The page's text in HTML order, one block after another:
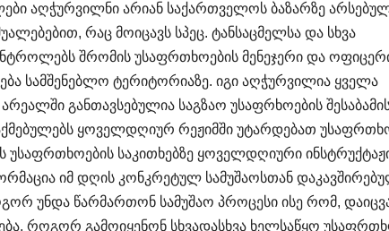
აღჭურვილნი არიან საქართველოს ბაზარზე
რაც მოიცავს სპეც. ტანსაცმელსა და სხვა
შრომის უსაფრთხოების მენეჯერი და
სამშენებლო ტერიტორიაზე. იგი აღჭურვილია ყველა
განთავსებულია საგზაო უსაფრხოების
ყოველდღიურ რეჟიმში უტარდებათ
უსაფრთხოების საკითხებზე ყოველდღიური
იმ დღის კონკრეტულ სამუშაოსთან
უნდა წარმართონ სამუშაო პროცესი ისე რომ,
როგორ გამოიყენონ სხვადასხვა ხელსაწყო